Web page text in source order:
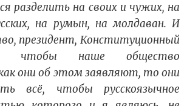
разделить на своих и чужих, на
на румын, на молдаван. И
президент, Конституционный
чтобы наше общество
они об этом заявляют, то они
всё, чтобы русскоязычное